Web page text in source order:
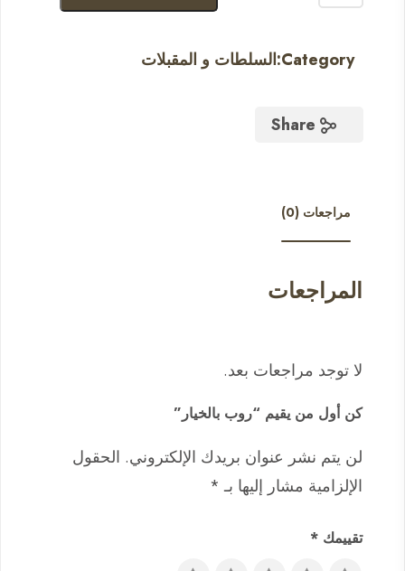
Category: السلطات و المقبلات
Share
مراجعات (0)
المراجعات
لا توجد مراجعات بعد.
كن أول من يقيم “روب بالخيار”
لن يتم نشر عنوان بريدك الإلكتروني. الحقول
الإلزامية مشار إليها بـ *
تقييمك *